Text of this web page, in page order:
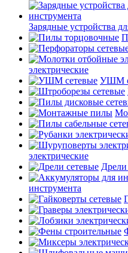
Зарядные устройства
электрические
УШМ
электрические
Дрели
инструмента